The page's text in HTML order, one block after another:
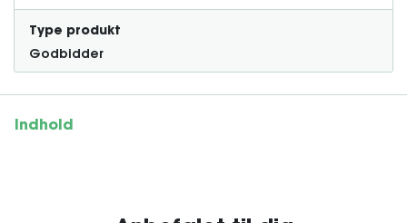
Type produkt
Godbidder
Indhold